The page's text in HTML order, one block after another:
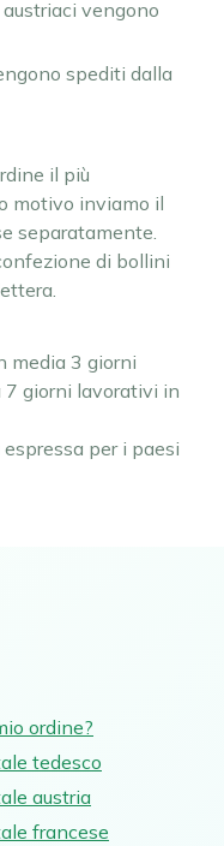
vengono
spediti dalla
il più
motivo inviamo il
separatamente.
di bollini
media 3 giorni
7 giorni lavorativi in
per i paesi
ordine?
tedesco
austria
francese